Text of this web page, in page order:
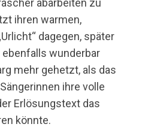
ihren warmen,
dagegen, später
wunderbar
mehr gehetzt, als das
ihre volle
Erlösungstext das
könnte.